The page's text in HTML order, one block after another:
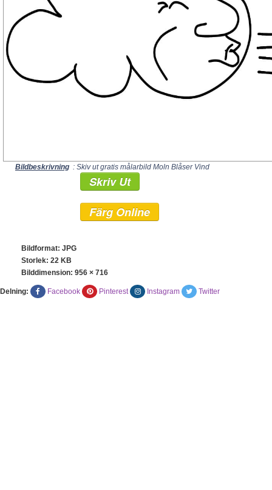
Bildbeskrivning : Skiv ut gratis målarbild Moln Blåser Vind
Skriv Ut
Färg Online
Bildformat: JPG
Storlek: 22 KB
Bilddimension: 956 × 716
Delning: Facebook Pinterest Instagram Twitter